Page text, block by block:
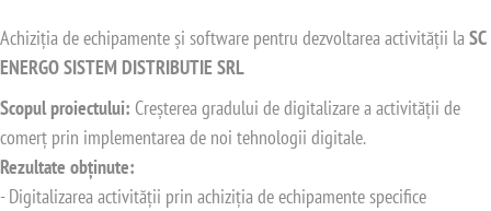
Achiziția de echipamente și software pentru dezvoltarea activității laSC
ENERGO SISTEM DISTRIBUTIE SRL
Scopul proiectului: Creșterea gradului de digitalizare a activității de
comerț prin implementarea de noi tehnologii digitale.
Rezultate obținute:
- Digitalizarea activității prin achiziția de echipamente specifice